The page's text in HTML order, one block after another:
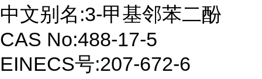
中文别名:3-甲基邻苯二酚
CAS No:488-17-5
EINECS号:207-672-6